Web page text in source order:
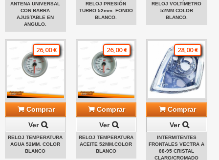
ANTENA UNIVERSAL
CON BARRA
AJUSTABLE EN
ANGULO.
RELOJ PRESIÓN
TURBO 52mm. FONDO
BLANCO.
RELOJ VOLTÍMETRO
52MM.COLOR
BLANCO.
26,00 €
Comprar
Ver
RELOJ TEMPERATURA
AGUA 52MM. COLOR
BLANCO
26,00 €
Comprar
Ver
RELOJ TEMPERATURA
ACEITE 52MM.COLOR
BLANCO
28,00 €
Comprar
Ver
INTERMITENTES
FRONTALES VECTRA A
88-95 CRISTAL
CLARO/CROMADO